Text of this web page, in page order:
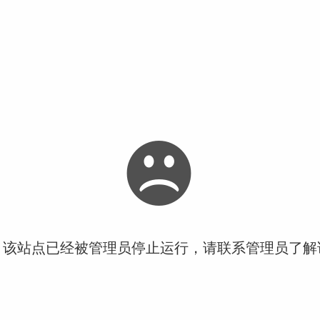
站点已经被管理员停止运行，请联系管理员了